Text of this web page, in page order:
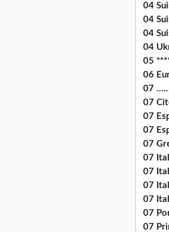
04
04
04
04
05
06
07
07
07
07
07
07
07
07
07
07
07